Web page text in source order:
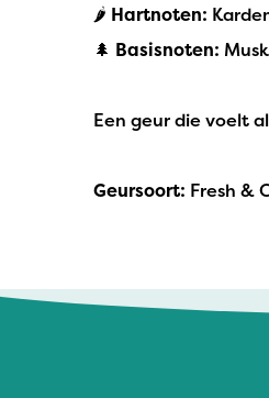
🌶 Hartnoten:
🌲 Basisnoten:
Een geur die voelt
Geursoort: Fresh &